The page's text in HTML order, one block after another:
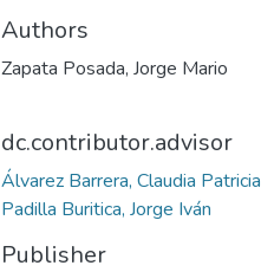
Authors
Zapata Posada, Jorge Mario
dc.contributor.advisor
Álvarez Barrera, Claudia Patricia
Padilla Buritica, Jorge Iván
Publisher